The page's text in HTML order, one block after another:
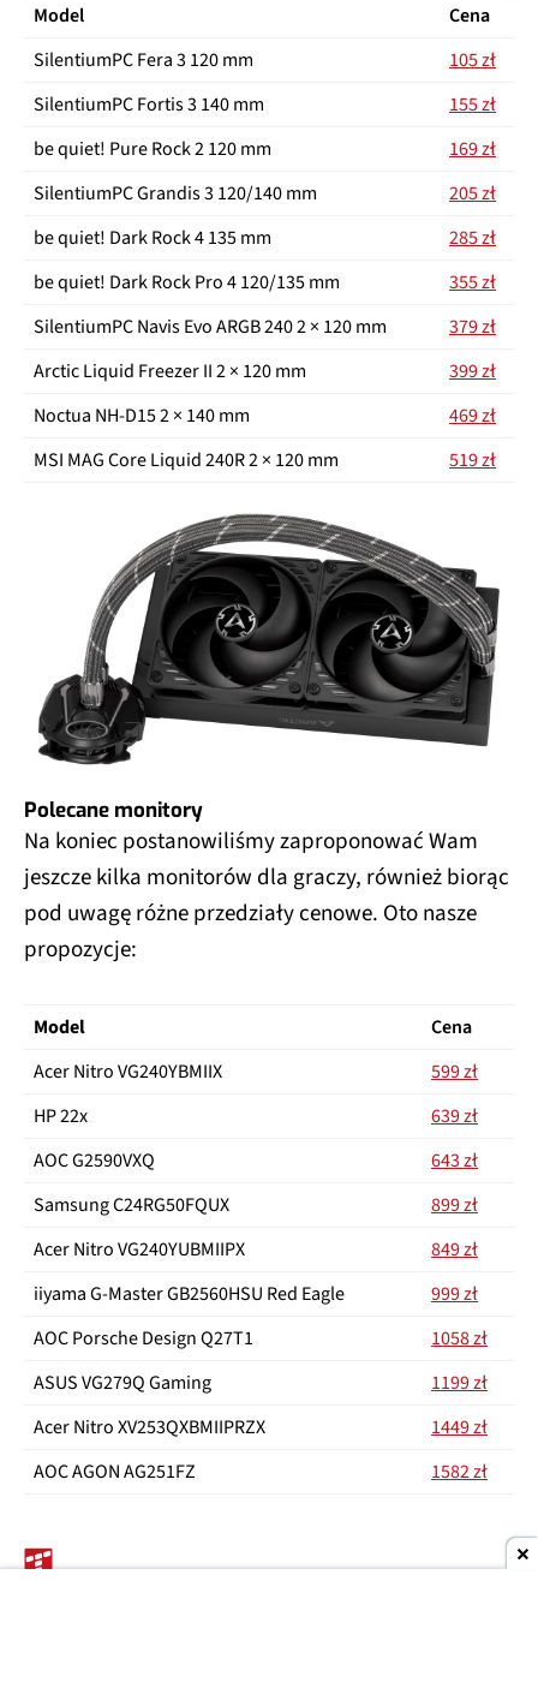
Model
Cena
SilentiumPC Fera 3 120 mm
105 zł
SilentiumPC Fortis 3 140 mm
155 zł
be quiet! Pure Rock 2 120 mm
169 zł
SilentiumPC Grandis 3 120/140 mm
205 zł
be quiet! Dark Rock 4 135 mm
285 zł
be quiet! Dark Rock Pro 4 120/135 mm
355 zł
SilentiumPC Navis Evo ARGB 240 2 × 120 mm
379 zł
Arctic Liquid Freezer II 2 × 120 mm
399 zł
Noctua NH-D15 2 × 140 mm
469 zł
MSI MAG Core Liquid 240R 2 × 120 mm
519 zł
Polecane monitory
Na koniec postanowiliśmy zaproponować Wam
jeszcze kilka monitorów dla graczy, również biorąc
pod uwagę różne przedziały cenowe. Oto nasze
propozycje:
Model
Cena
Acer Nitro VG240YBMIIX
599 zł
HP 22x
639 zł
AOC G2590VXQ
643 zł
Samsung C24RG50FQUX
899 zł
Acer Nitro VG240YUBMIIPX
849 zł
iiyama G-Master GB2560HSU Red Eagle
999 zł
AOC Porsche Design Q27T1
1058 zł
ASUS VG279Q Gaming
1199 zł
Acer Nitro XV253QXBMIIPRZX
1449 zł
AOC AGON AG251FZ
1582 zł